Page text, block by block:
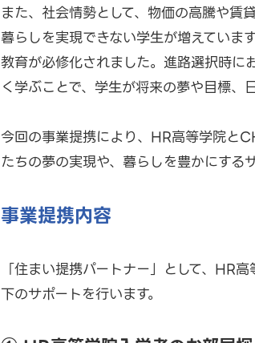
また、社会情勢として、物価の高騰や
暮らしを実現できない学生が増えてい
教育が必修化されました。進路選択時に
く学ぶことで、学生が将来の夢や目標、
今回の事業提携により、HR高等学院と
たちの夢の実現や、暮らしを豊かにする
事業提携内容
「住まい提携パートナー」として、HR
下のサポートを行います。